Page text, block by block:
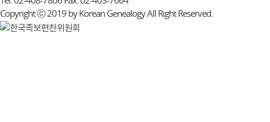
Copyright ⓒ 2019 by Korean Genealogy All Right Reserved.